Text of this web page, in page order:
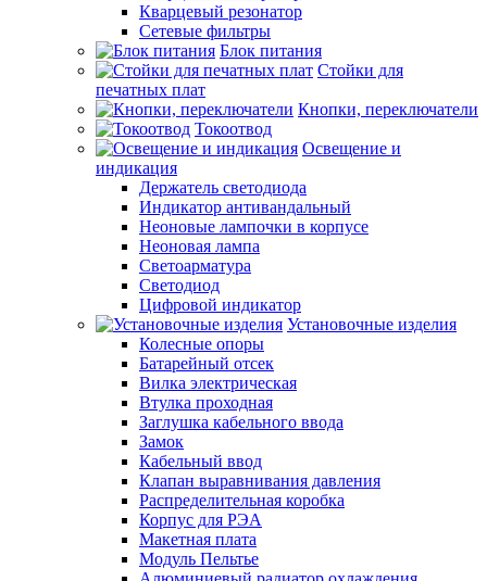
Кварцевый резонатор
Сетевые фильтры
Блок питания
Стойки для
печатных плат
Кнопки, переключатели
Токоотвод
Освещение и
индикация
Держатель светодиода
Индикатор антивандальный
Неоновые лампочки в корпусе
Неоновая лампа
Светоарматура
Светодиод
Цифровой индикатор
Установочные изделия
Колесные опоры
Батарейный отсек
Вилка электрическая
Втулка проходная
Заглушка кабельного ввода
Замок
Кабельный ввод
Клапан выравнивания давления
Распределительная коробка
Корпус для РЭА
Макетная плата
Модуль Пельтье